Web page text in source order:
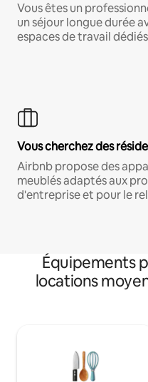
Vous êtes un
un séjour longue durée
espaces de travail
Vous cherchez des
Airbnb propose des
meublés adaptés aux
d'entreprise et pour le
Équipements
locations